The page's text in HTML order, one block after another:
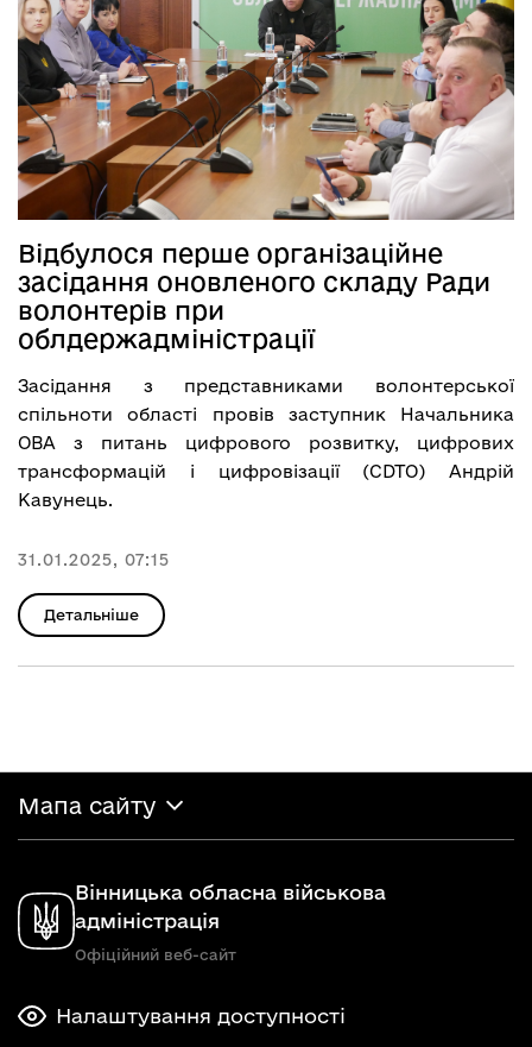
Відбулося перше організаційне
засідання оновленого складу Ради
волонтерів при
облдержадміністрації
Засідання з представниками волонтерської
спільноти області провів заступник Начальника
ОВА з питань цифрового розвитку, цифрових
трансформацій і цифровізації (CDTO) Андрій
Кавунець.
31.01.2025, 07:15
Детальніше
Мапа сайту
Вінницька обласна військова
адміністрація
Офіційний веб-сайт
Налаштування доступності